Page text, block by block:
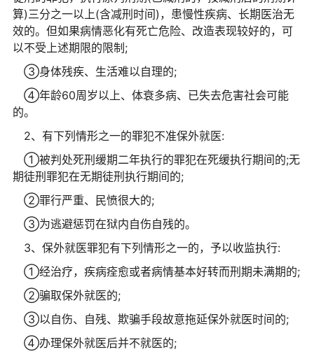
算)三分之一以上(含减刑时间)，患慢性疾病、长期医治无
效的。但如果病情恶化有死亡危险、改造表现较好的，可
以不受上述期限的限制;
③身体残疾、生活难以自理的;
④年龄60周岁以上、体衰多病、已失去危害社会可能
的。
2、有下列情形之一的罪犯不准保外就医:
①被判处死刑缓期二年执行的罪犯在死缓执行期间的;无
期徒刑罪犯在无期徒刑执行期间的;
②罪行严重、民愤很大的;
③为逃避惩罚在狱内自伤自残的。
3、保外就医罪犯有下列情形之一的，予以收监执行:
①经治疗，疾病痊愈或者病情基本好转而刑期未满期的;
②骗取保外就医的;
③以自伤、自残、欺骗手段故意拖延保外就医时间的;
④办理保外就医后并不就医的;